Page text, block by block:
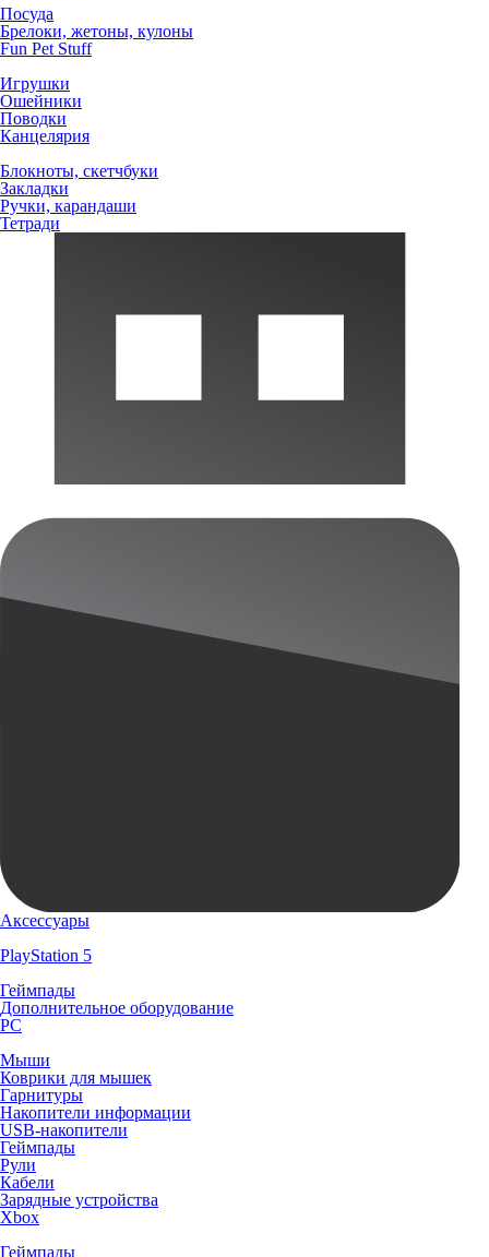
Посуда
Брелоки, жетоны, кулоны
Fun Pet Stuff
Игрушки
Ошейники
Поводки
Канцелярия
Блокноты, скетчбуки
Закладки
Ручки, карандаши
Тетради
Аксессуары
PlayStation 5
Геймпады
Дополнительное оборудование
PC
Мыши
Коврики для мышек
Гарнитуры
Накопители информации
USB-накопители
Геймпады
Рули
Кабели
Зарядные устройства
Xbox
Геймпады